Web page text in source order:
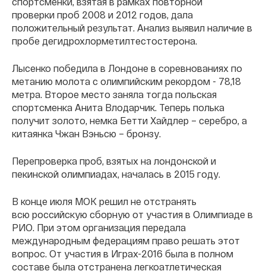
проверки проб 2008 и 2012 годов, дала
положительный результат. Анализ выявил наличие в
пробе дегидрохлорметилтестостерона.
Лысенко победила в Лондоне в соревнованиях по
метанию молота с олимпийским рекордом - 78,18
метра. Второе место заняла тогда польская
спортсменка Анита Влодарчик. Теперь полька
получит золото, немка Бетти Хайдлер – серебро, а
китаянка Чжан Вэньсю – бронзу.
Перепроверка проб, взятых на лондонской и
пекинской олимпиадах, началась в 2015 году.
В конце июля МОК решил не отстранять
всю российскую сборную от участия в Олимпиаде в
РИО. При этом организация передала
международным федерациям право решать этот
вопрос. От участия в Играх-2016 была в полном
составе была отстранена легкоатлетическая